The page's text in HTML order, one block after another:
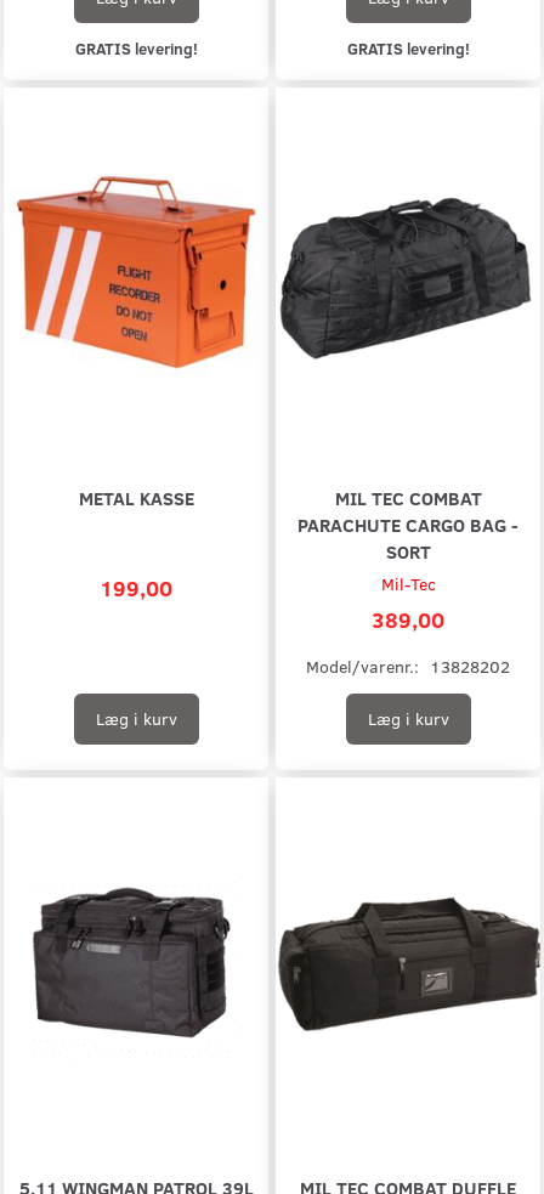
GRATIS levering! GRATIS levering!
METAL KASSE
199,00
Læg i kurv
MIL TEC COMBAT
PARACHUTE CARGO BAG -
SORT
Mil-Tec
389,00
Model/varenr.: 13828202
Læg i kurv
5.11 WINGMAN PATROL 39L MIL TEC COMBAT DUFFLE